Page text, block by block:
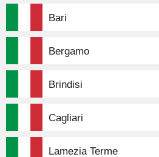
Bari
Bergamo
Brindisi
Cagliari
Lamezia Terme